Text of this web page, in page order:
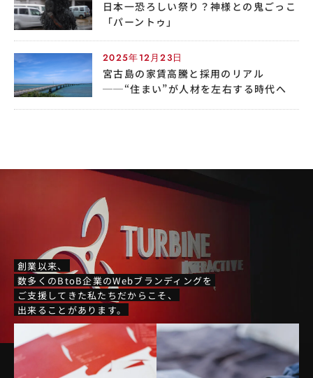
日本一恐ろしい祭り？神様との鬼ごっこ
「パーントゥ」
2025年12月23日
宮古島の家賃高騰と採用のリアル
──“住まい”が人材を左右する時代へ
創業以来、
数多くのBtoB企業のWebブランディングを
ご支援してきた私たちだからこそ、
出来ることがあります。